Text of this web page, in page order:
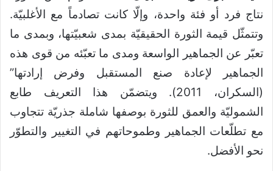
نتاج فرد أو فئة واحدة، وإلّا كانت تصادماً مع الأغلبيّة.
وتتمثّل قيمة الثورة الحقيقيّة بمدى شعبيّتها، وبمدى ما
تعبّر عن الجماهير الواسعة ومدى ما تعبّئه من قوى هذه
الجماهير لإعادة صنع المستقبل وفرض إرادتها”
(السكران، 2011). ويتضمّن هذا التعريف طابع
الشموليّة والعمق للثورة بوصفها شاملة جذريّة تتجاوب
مع تطلّعات الجماهير وطموحاتهم في التغيير والتطوّر
نحو الأفضل.